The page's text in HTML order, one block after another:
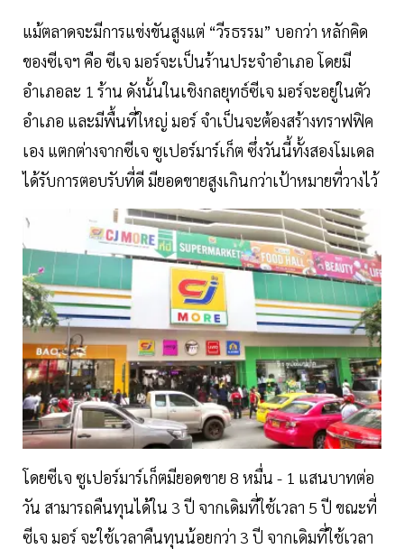
แม้ตลาดจะมีการแข่งขันสูงแต่ “วีรธรรม” บอกว่า หลักคิด
ของซีเจฯ คือ ซีเจ มอร์จะเป็นร้านประจำอำเภอ โดยมี
อำเภอละ 1 ร้าน ดังนั้นในเชิงกลยุทธ์ซีเจ มอร์จะอยู่ในตัว
อำเภอ และมีพื้นที่ใหญ่ มอร์ จำเป็นจะต้องสร้างทราฟฟิค
เอง แตกต่างจากซีเจ ซูเปอร์มาร์เก็ต ซึ่งวันนี้ทั้งสองโมเดล
ได้รับการตอบรับที่ดี มียอดขายสูงเกินกว่าเป้าหมายที่วางไว้
โดยซีเจ ซูเปอร์มาร์เก็ตมียอดขาย 8 หมื่น - 1 แสนบาทต่อ
วัน สามารถคืนทุนได้ใน 3 ปี จากเดิมที่ใช้เวลา 5 ปี ขณะที่
ซีเจ มอร์ จะใช้เวลาคืนทุนน้อยกว่า 3 ปี จากเดิมที่ใช้เวลา